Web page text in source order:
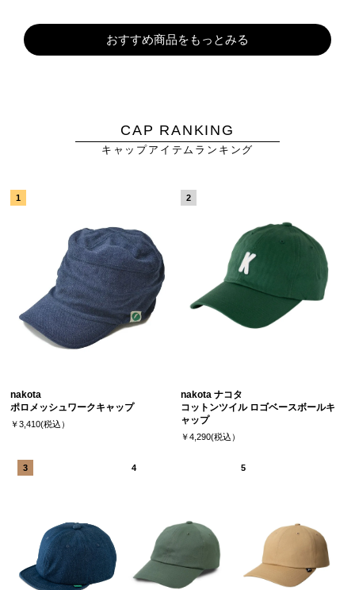
おすすめ商品をもっとみる
CAP RANKING
キャップアイテムランキング
nakota
ポロメッシュワークキャップ
￥3,410(税込）
nakota ナコタ
コットンツイル ロゴベースボールキ
ャップ
￥4,290(税込）